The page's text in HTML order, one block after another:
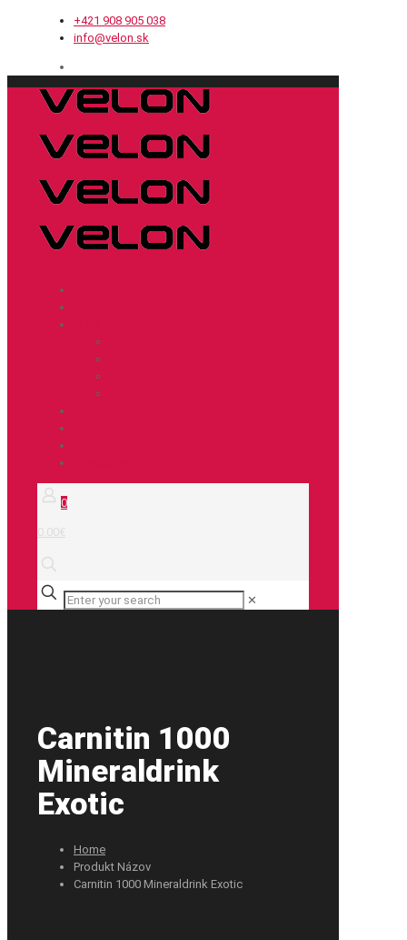
+421 908 905 038
info@velon.sk
0
0.00€
✕
Carnitin 1000
Mineraldrink
Exotic
Home
Produkt Názov
Carnitin 1000 Mineraldrink Exotic